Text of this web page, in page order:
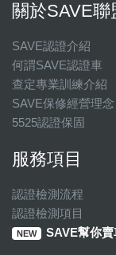
關於SAVE聯
SAVE認證介紹
何謂SAVE認證車
查定專業訓練介紹
SAVE保修經營理念
5525認證保固
服務項目
認證檢測流程
認證檢測項目
NEW SAVE幫你賣